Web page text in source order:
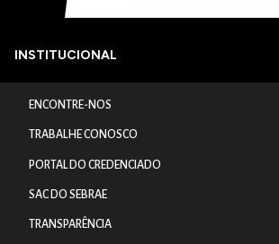
INSTITUCIONAL
ENCONTRE-NOS
TRABALHE CONOSCO
PORTAL DO CREDENCIADO
SAC DO SEBRAE
TRANSPARÊNCIA